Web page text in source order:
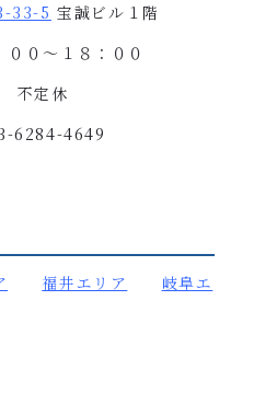
33-5 宝誠ビル１階
０〜１８：００
不定休
6284-4649
福井エリア
岐阜エ